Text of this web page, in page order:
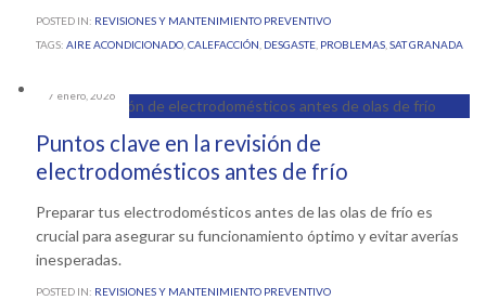
POSTED IN: REVISIONES Y MANTENIMIENTO PREVENTIVO
TAGS:AIRE ACONDICIONADO,CALEFACCIÓN, DESGASTE, PROBLEMAS,SAT GRANADA
7 enero, 2026
Puntos clave en la revisión de
electrodomésticos antes de frío
Preparar tus electrodomésticos antes de las olas de frío es
crucial para asegurar su funcionamiento óptimo y evitar averías
inesperadas.
POSTED IN: REVISIONES Y MANTENIMIENTO PREVENTIVO